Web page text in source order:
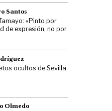
Santos
«Pinto por
de expresión, no por
ocultos de Sevilla
Olmedo